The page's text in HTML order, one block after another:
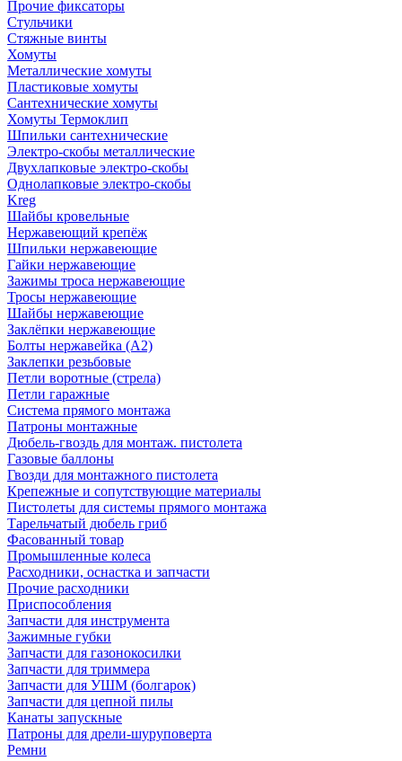
Прочие фиксаторы
Стульчики
Стяжные винты
Хомуты
Металлические хомуты
Пластиковые хомуты
Сантехнические хомуты
Хомуты Термоклип
Шпильки сантехнические
Электро-скобы металлические
Двухлапковые электро-скобы
Однолапковые электро-скобы
Kreg
Шайбы кровельные
Нержавеющий крепёж
Шпильки нержавеющие
Гайки нержавеющие
Зажимы троса нержавеющие
Тросы нержавеющие
Шайбы нержавеющие
Заклёпки нержавеющие
Болты нержавейка (А2)
Заклепки резьбовые
Петли воротные (стрела)
Петли гаражные
Система прямого монтажа
Патроны монтажные
Дюбель-гвоздь для монтаж. пистолета
Газовые баллоны
Гвозди для монтажного пистолета
Крепежные и сопутствующие материалы
Пистолеты для системы прямого монтажа
Тарельчатый дюбель гриб
Фасованный товар
Промышленные колеса
Расходники, оснастка и запчасти
Прочие расходники
Приспособления
Запчасти для инструмента
Зажимные губки
Запчасти для газонокосилки
Запчасти для триммера
Запчасти для УШМ (болгарок)
Запчасти для цепной пилы
Канаты запускные
Патроны для дрели-шуруповерта
Ремни